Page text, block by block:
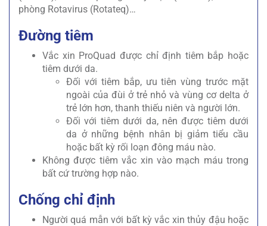
phòng Rotavirus (Rotateq)…
Đường tiêm
Vắc xin ProQuad được chỉ định tiêm bắp hoặc
tiêm dưới da.
Đối với tiêm bắp, ưu tiên vùng trước mặt
ngoài của đùi ở trẻ nhỏ và vùng cơ delta ở
trẻ lớn hơn, thanh thiếu niên và người lớn.
Đối với tiêm dưới da, nên được tiêm dưới
da ở những bệnh nhân bị giảm tiểu cầu
hoặc bất kỳ rối loạn đông máu nào.
Không được tiêm vắc xin vào mạch máu trong
bất cứ trường hợp nào.
Chống chỉ định
Người quá mẫn với bất kỳ vắc xin thủy đậu hoặc